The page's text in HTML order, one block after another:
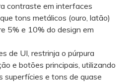
contraste em interfaces
tons metálicos (ouro, latão)
5% e 10% do design em
de UI, restrinja o púrpura
e botões principais, utilizando
superfícies e tons de quase